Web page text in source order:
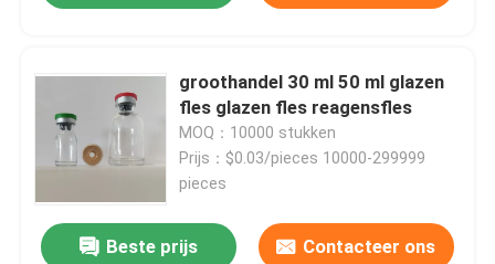
groothandel 30 ml 50 ml glazen
fles glazen fles reagensfles
MOQ：10000 stukken
Prijs：$0.03/pieces 10000-299999
pieces
Beste prijs Contacteer ons